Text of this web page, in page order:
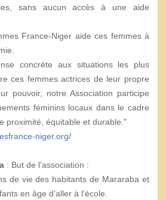
sans aucun accès à une aide
France-Niger aide ces femmes à
concrète aux situations les plus
ces femmes actrices de leur propre
pouvoir, notre Association participe
féminins locaux dans le cadre
proximité, équitable et durable."
niger.org/
: But de l'association :
de vie des habitants de Mararaba et
en âge d’aller à l’école.